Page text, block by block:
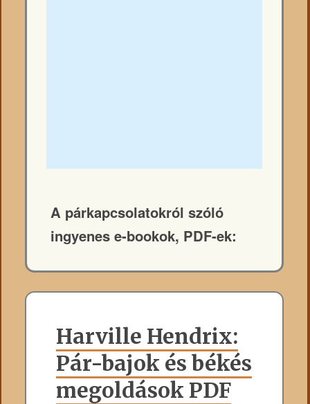
A párkapcsolatokról szóló
ingyenes e-bookok, PDF-ek:
Harville Hendrix:
Pár-bajok és békés
megoldások PDF